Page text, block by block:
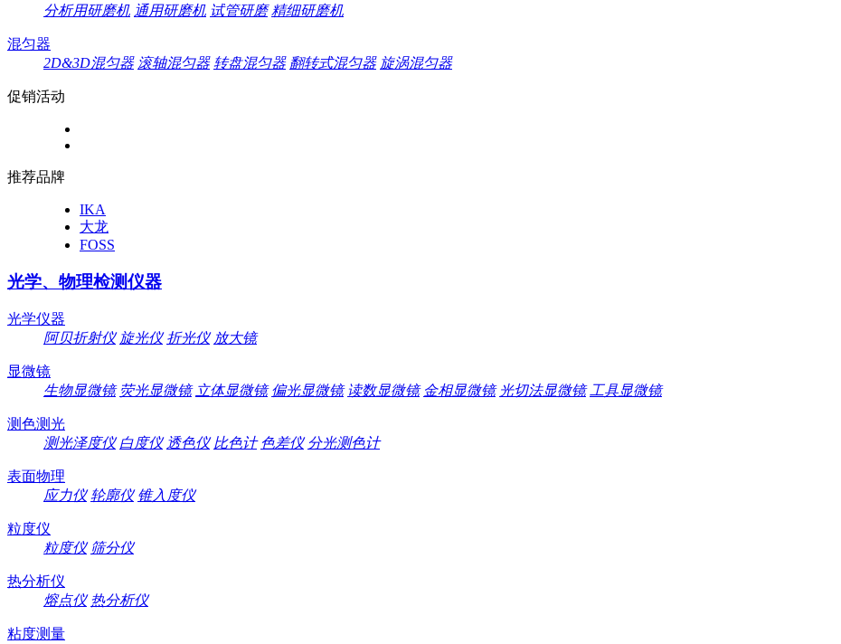
分析用研磨机 通用研磨机 试管研磨 精细研磨机
混匀器
2D&3D混匀器 滚轴混匀器 转盘混匀器 翻转式混匀器 旋涡混匀器
促销活动
推荐品牌
IKA
大龙
FOSS
光学、物理检测仪器
光学仪器
阿贝折射仪 旋光仪 折光仪 放大镜
显微镜
生物显微镜 荧光显微镜 立体显微镜 偏光显微镜 读数显微镜 金相显微镜 光切法显微镜 工具显微镜
测色测光
测光泽度仪 白度仪 透色仪 比色计 色差仪 分光测色计
表面物理
应力仪 轮廓仪 锥入度仪
粒度仪
粒度仪 筛分仪
热分析仪
熔点仪 热分析仪
粘度测量